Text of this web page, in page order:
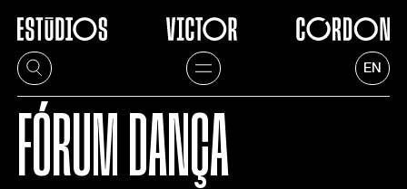
EN
FÓRUM DANÇA